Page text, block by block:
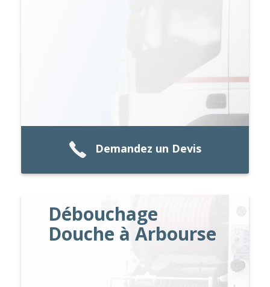
Demandez un Devis
Débouchage
Douche à Arbourse